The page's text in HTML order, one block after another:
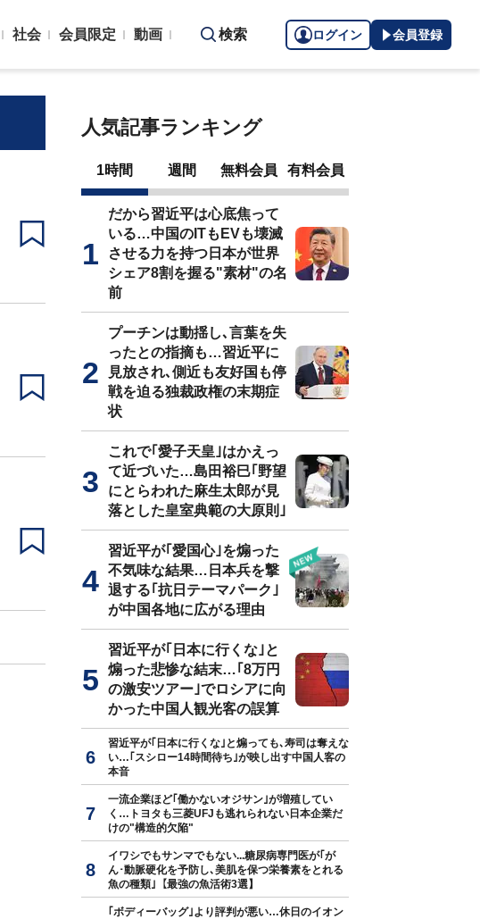
社会 会員限定 動画 検索 ログイン 会員登録
人気記事ランキング
1時間 週間 無料会員 有料会員
だから習近平は心底焦って
いる…中国のITもEVも壊滅
させる力を持つ日本が世界
シェア8割を握る"素材"の名
前
プーチンは動揺し､言葉を失
ったとの指摘も…習近平に
見放され､側近も友好国も停
戦を迫る独裁政権の末期症
状
これで｢愛子天皇｣はかえっ
て近づいた…島田裕巳｢野望
にとらわれた麻生太郎が見
落とした皇室典範の大原則｣
習近平が｢愛国心｣を煽った
不気味な結果…日本兵を撃
退する｢抗日テーマパーク｣
が中国各地に広がる理由
習近平が｢日本に行くな｣と
煽った悲惨な結末…｢8万円
の激安ツアー｣でロシアに向
かった中国人観光客の誤算
習近平が｢日本に行くな｣と煽っても､寿司は奪えな
い…｢スシロー14時間待ち｣が映し出す中国人客の
本音
一流企業ほど｢働かないオジサン｣が増殖してい
く…トヨタも三菱UFJも逃れられない日本企業だ
けの"構造的欠陥"
イワシでもサンマでもない...糖尿病専門医が｢が
ん･動脈硬化を予防し､美肌を保つ栄養素をとれる
魚の種類｣【最強の魚活術3選】
｢ボディーバッグ｣より評判が悪い…休日のイオン